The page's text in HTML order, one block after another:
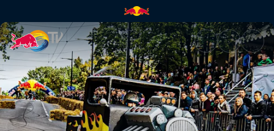
Lituania | Red Bull TV